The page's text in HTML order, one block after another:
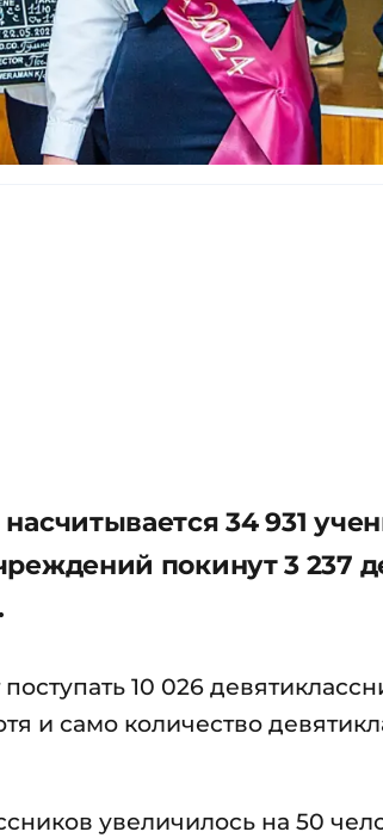
34 931
покинут 3 237
10 026
и само количество
увеличилось на 50